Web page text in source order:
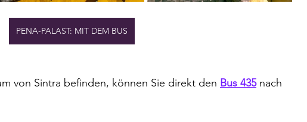
PENA-PALAST: MIT DEM BUS
von Sintra befinden, können Sie direkt den Bus 435 nach